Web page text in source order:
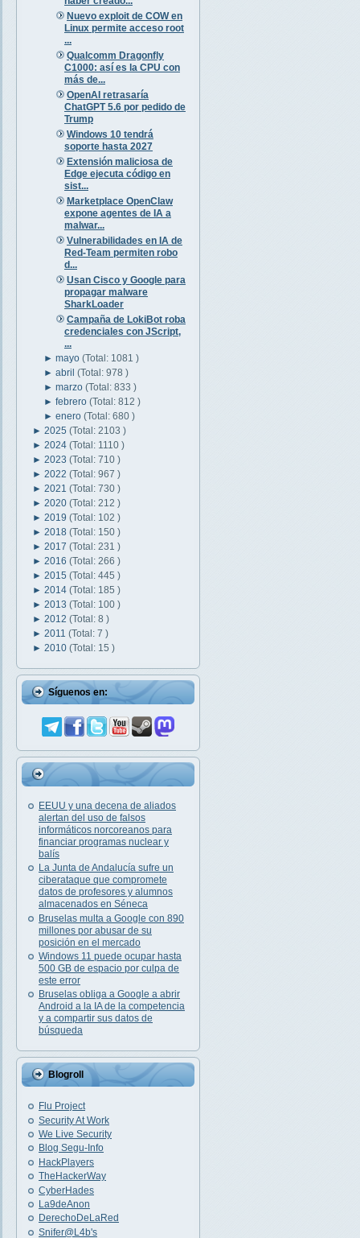
Nuevo exploit de COW en
Linux permite acceso root
...
Qualcomm Dragonfly
C1000: así es la CPU con
más de...
OpenAI retrasaría
ChatGPT 5.6 por pedido de
Trump
Windows 10 tendrá
soporte hasta 2027
Extensión maliciosa de
Edge ejecuta código en
sist...
Marketplace OpenClaw
expone agentes de IA a
malwar...
Vulnerabilidades en IA de
Red-Team permiten robo
d...
Usan Cisco y Google para
propagar malware
SharkLoader
Campaña de LokiBot roba
credenciales con JScript,
...
►mayo(Total: 1081 )
►abril(Total: 978 )
►marzo(Total: 833 )
►febrero(Total: 812 )
►enero(Total: 680 )
► 2025 (Total: 2103 )
► 2024 (Total: 1110 )
► 2023 (Total: 710 )
► 2022 (Total: 967 )
► 2021 (Total: 730 )
► 2020 (Total: 212 )
► 2019 (Total: 102 )
► 2018 (Total: 150 )
► 2017 (Total: 231 )
► 2016 (Total: 266 )
► 2015 (Total: 445 )
► 2014 (Total: 185 )
► 2013 (Total: 100 )
► 2012 (Total: 8 )
► 2011 (Total: 7 )
► 2010 (Total: 15 )
Síguenos en:
EEUU y una decena de aliados
alertan del uso de falsos
informáticos norcoreanos para
financiar programas nuclear y
balís
La Junta de Andalucía sufre un
ciberataque que compromete
datos de profesores y alumnos
almacenados en Séneca
Bruselas multa a Google con 890
millones por abusar de su
posición en el mercado
Windows 11 puede ocupar hasta
500 GB de espacio por culpa de
este error
Bruselas obliga a Google a abrir
Android a la IA de la competencia
y a compartir sus datos de
búsqueda
Blogroll
Flu Project
Security At Work
We Live Security
Blog Segu-Info
HackPlayers
TheHackerWay
CyberHades
La9deAnon
DerechoDeLaRed
Snifer@L4b's